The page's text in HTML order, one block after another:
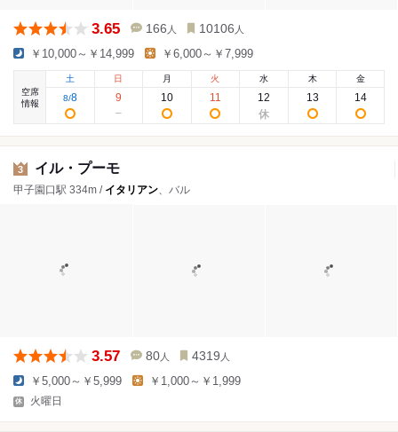
3.65 166 人 10106 人
￥10,000～￥14,999 ￥6,000～￥7,999
空席
情報
土
8/8
日
9
月
10
火
11
水
12
木
13
金
14
3 イル・プーモ
甲子園口駅 334m / イタリアン、バル
3.57 80 人 4319 人
￥5,000～￥5,999 ￥1,000～￥1,999
火曜日